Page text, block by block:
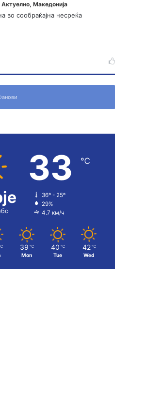
Актуелно,Македонија
во сообраќајна несреќа
33 ℃
36º - 25º
29%
4.7 км/ч
39 ℃
Mon
40 ℃
Tue
42 ℃
Wed